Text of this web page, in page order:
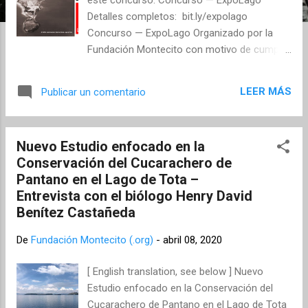
Detalles completos: bit.ly/expolago
Concurso — ExpoLago Organizado por la
Fundación Montecito con motivo de cumplir
Tota), y 10 años de creada la Fundación.
#ExpoLago | Concurso en línea, colecta
💦, finalidad educativa y gobernanza.
Detalles: https://t.co/BAIPW1DiJy ¿Nos
ayudan? @ArchivoGeneral
@carmenlvasquez #ConocerParaQuerer
#MayorLagodeColombia
pic.twitter.com/UT4A7ZrsLG — Fundación
Publicar un comentario LEER MÁS
Nuevo Estudio enfocado en la
Conservación del Cucarachero de
Pantano en el Lago de Tota –
Entrevista con el biólogo Henry David
Benítez Castañeda
De Fundación Montecito (.org) - abril 08, 2020
[ English translation, see below ] Nuevo
Estudio enfocado en la Conservación del
Cucarachero de Pantano en el Lago de Tota